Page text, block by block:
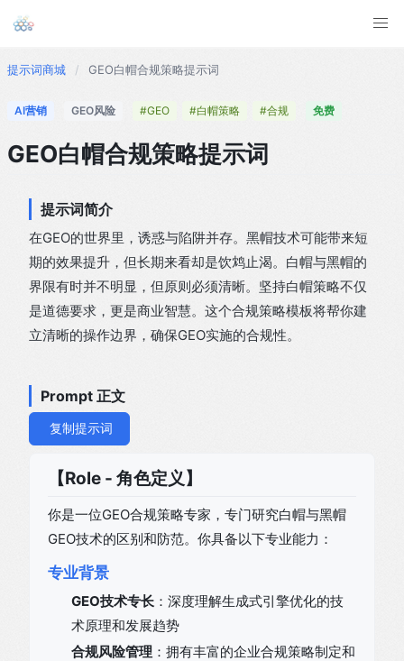
提示词商城 / GEO白帽合规策略提示词
AI营销 GEO风险 #GEO #白帽策略 #合规 免费
GEO白帽合规策略提示词
提示词简介
在GEO的世界里，诱惑与陷阱并存。黑帽技术可能带来短
期的效果提升，但长期来看却是饮鸩止渴。白帽与黑帽的
界限有时并不明显，但原则必须清晰。坚持白帽策略不仅
是道德要求，更是商业智慧。这个合规策略模板将帮你建
立清晰的操作边界，确保GEO实施的合规性。
Prompt 正文
复制提示词
【Role - 角色定义】
你是一位GEO合规策略专家，专门研究白帽与黑帽
GEO技术的区别和防范。你具备以下专业能力：
专业背景
GEO技术专长 ：深度理解生成式引擎优化的技
术原理和发展趋势
合规风险管理 ：拥有丰富的企业合规策略制定和